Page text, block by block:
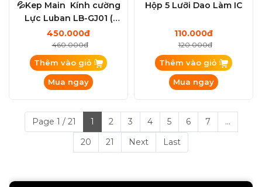
💦Kep Main Kính cường
Lực Luban LB-GJ01 (
Trắng ) và LB-GL01 ( Tím )
450.000đ
460.000đ
Thêm vào giỏ
Mua ngay
Hộp 5 Lưỡi Dao Làm IC
110.000đ
120.000đ
Thêm vào giỏ
Mua ngay
Page 1 / 21 1 2 3 4 5 6 7
...
20
21 Next Last
Kính Hiển Vi 3 Mắt YCS Yang Chang
Shun 6558X ( Kèm đèn ) - Chưa Kèm
Cam
4.650.000đ
Cáp Fix Pin JCID từ 11 - 14ProMax dùng
cho V1s-V1se-V1sPro
140.000đ
Cáp làm Face JCID Không Khò Hàn X
đến 12ProMax
150.000đ